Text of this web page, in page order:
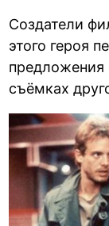
Создатели
этого героя
предложения
съёмках